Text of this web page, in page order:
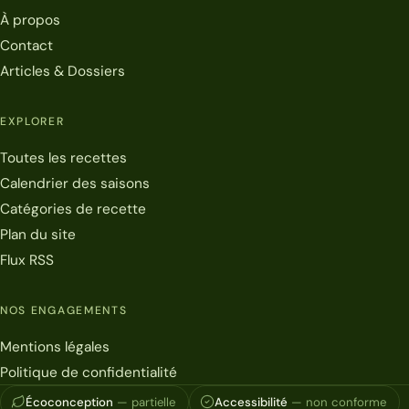
À propos
Contact
Articles & Dossiers
EXPLORER
Toutes les recettes
Calendrier des saisons
Catégories de recette
Plan du site
Flux RSS
NOS ENGAGEMENTS
Mentions légales
Politique de confidentialité
Écoconception — partielle Accessibilité — non conforme